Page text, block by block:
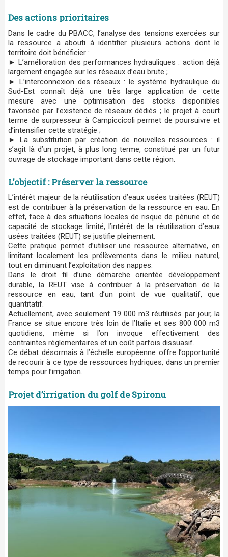
Des actions prioritaires
Dans le cadre du PBACC, l’analyse des tensions exercées sur
la ressource a abouti à identifier plusieurs actions dont le
territoire doit bénéficier :
► L’amélioration des performances hydrauliques : action déjà
largement engagée sur les réseaux d’eau brute ;
► L’interconnexion des réseaux : le système hydraulique du
Sud-Est connaît déjà une très large application de cette
mesure avec une optimisation des stocks disponibles
favorisée par l’existence de réseaux dédiés ; le projet à court
terme de surpresseur à Campiccicoli permet de poursuivre et
d’intensifier cette stratégie ;
► La substitution par création de nouvelles ressources : il
s’agit là d’un projet, à plus long terme, constitué par un futur
ouvrage de stockage important dans cette région.
L'objectif : Préserver la ressource
L’intérêt majeur de la réutilisation d’eaux usées traitées (REUT)
est de contribuer à la préservation de la ressource en eau. En
effet, face à des situations locales de risque de pénurie et de
capacité de stockage limité, l’intérêt de la réutilisation d’eaux
usées traitées (REUT) se justifie pleinement.
Cette pratique permet d’utiliser une ressource alternative, en
limitant localement les prélèvements dans le milieu naturel,
tout en diminuant l’exploitation des nappes.
Dans le droit fil d’une démarche orientée développement
durable, la REUT vise à contribuer à la préservation de la
ressource en eau, tant d’un point de vue qualitatif, que
quantitatif.
Actuellement, avec seulement 19 000 m3 réutilisés par jour, la
France se situe encore très loin de l’Italie et ses 800 000 m3
quotidiens, même si l’on invoque effectivement des
contraintes réglementaires et un coût parfois dissuasif.
Ce débat désormais à l’échelle européenne offre l’opportunité
de recourir à ce type de ressources hydriques, dans un premier
temps pour l’irrigation.
Projet d’irrigation du golf de Spironu